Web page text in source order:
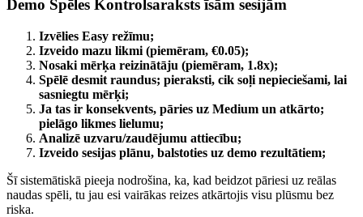
Demo Spēles Kontrolsaraksts īsām sesijām
Izvēlies Easy režīmu;
Izveido mazu likmi (piemēram, €0.05);
Nosaki mērķa reizinātāju (piemēram, 1.8x);
Spēlē desmit raundus; pieraksti, cik soļi nepieciešami, lai
sasniegtu mērķi;
Ja tas ir konsekvents, pāries uz Medium un atkārto;
pielāgo likmes lielumu;
Analizē uzvaru/zaudējumu attiecību;
Izveido sesijas plānu, balstoties uz demo rezultātiem;
Šī sistemātiskā pieeja nodrošina, ka, kad beidzot pāriesi uz reālas
naudas spēli, tu jau esi vairākas reizes atkārtojis visu plūsmu bez
riska.